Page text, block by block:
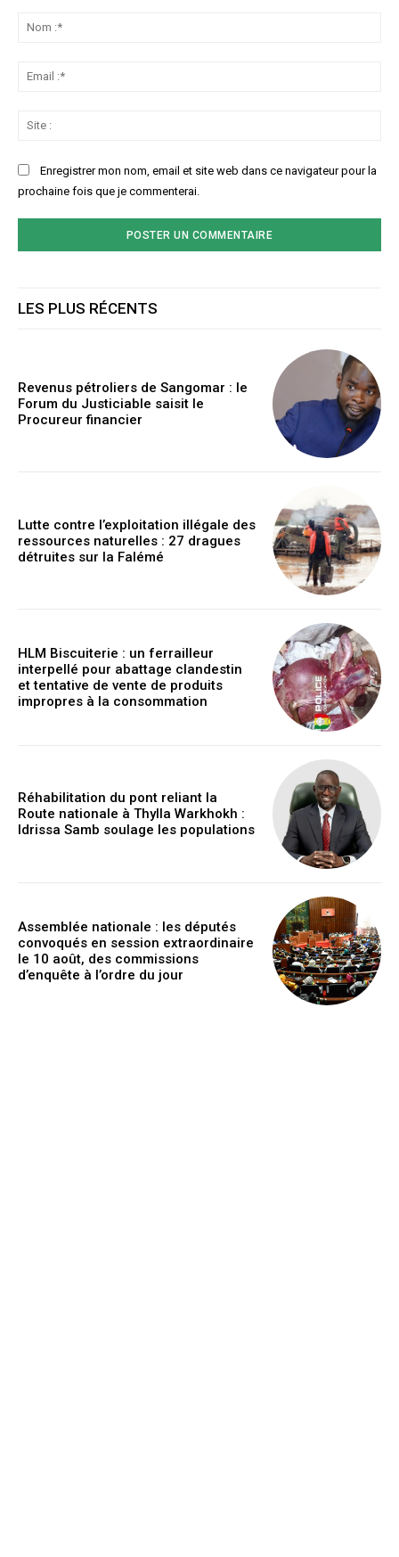
Enregistrer mon nom, email et site web dans ce navigateur pour la
prochaine fois que je commenterai.
LES PLUS RÉCENTS
Revenus pétroliers de Sangomar : le
Forum du Justiciable saisit le
Procureur financier
Lutte contre l’exploitation illégale des
ressources naturelles : 27 dragues
détruites sur la Falémé
HLM Biscuiterie : un ferrailleur
interpellé pour abattage clandestin
et tentative de vente de produits
impropres à la consommation
Réhabilitation du pont reliant la
Route nationale à Thylla Warkhokh :
Idrissa Samb soulage les populations
Assemblée nationale : les députés
convoqués en session extraordinaire
le 10 août, des commissions
d’enquête à l’ordre du jour